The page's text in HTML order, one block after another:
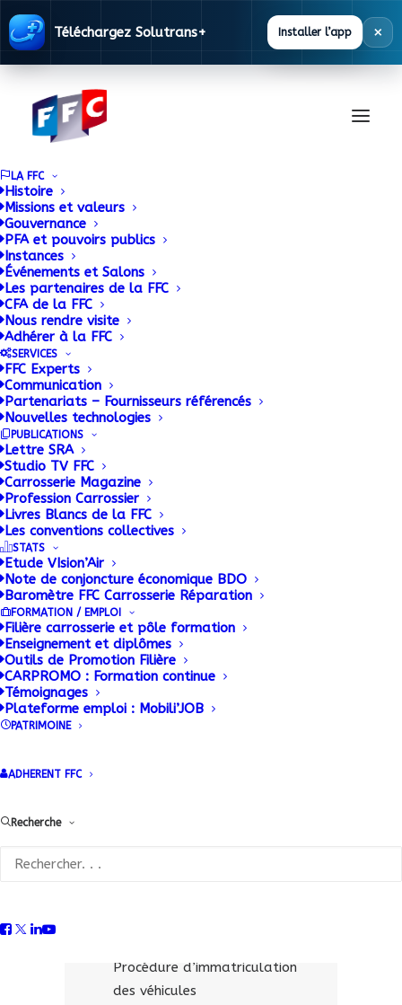
Téléchargez Solutrans+ Installer l’app ×
LA FFC
Histoire
Missions et valeurs
Gouvernance
PFA et pouvoirs publics
Instances
Événements et Salons
Les partenaires de la FFC
CFA de la FFC
Nous rendre visite
Adhérer à la FFC
SERVICES
FFC Experts
Communication
Partenariats – Fournisseurs référencés
Nouvelles technologies
PUBLICATIONS
Lettre SRA
Studio TV FFC
Carrosserie Magazine
Profession Carrossier
Livres Blancs de la FFC
Les conventions collectives
STATS
Etude VIsion’Air
Note de conjoncture économique BDO
Baromètre FFC Carrosserie Réparation
FORMATION / EMPLOI
Filière carrosserie et pôle formation
Enseignement et diplômes
Outils de Promotion Filière
CARPROMO : Formation continue
Témoignages
Plateforme emploi : Mobili’JOB
PATRIMOINE
ADHERENT FFC
Recherche
La FFC CONSTRUCTEURS met à
disposition des ses adhérents une base
documentaire alimentée en permanence.
Accueil FFC Constructeurs
Dernières publications FFC
Constructeurs
Procédure d’immatriculation
des véhicules